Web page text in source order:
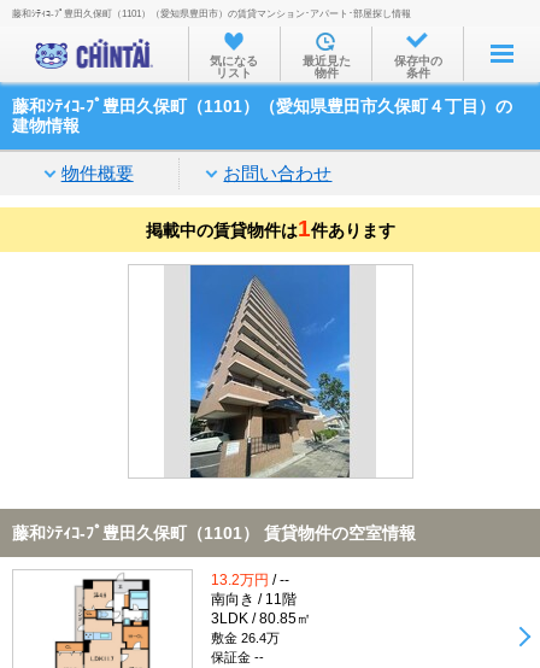
お部屋を探す
沿線・駅から
住所から
家賃相場から
通勤通学時間から
物件特集から
不動産会社から
TOP
藤和ｼﾃｨｺ-ﾌﾟ豊田久保町（1101）（愛知県豊田市）の賃貸マンション･アパート･部屋探し情報
気になる
リスト
最近見た
物件
保存中の
条件
藤和ｼﾃｨｺ-ﾌﾟ豊田久保町（1101）（愛知県豊田市久保町４丁目）の
建物情報
物件概要 お問い合わせ
掲載中の賃貸物件は1件あります
藤和ｼﾃｨｺ-ﾌﾟ豊田久保町（1101） 賃貸物件の空室情報
13.2万円 / --
南向き / 11階
3LDK / 80.85㎡
敷金 26.4万
保証金 --